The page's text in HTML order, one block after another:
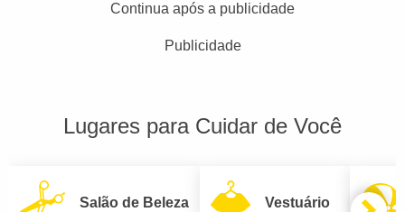
Continua após a publicidade
Publicidade
Lugares para Cuidar de Você
Salão de Beleza Vestuário